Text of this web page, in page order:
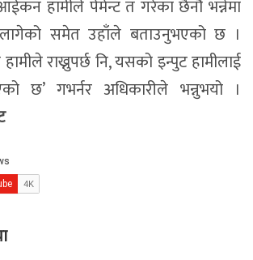
हामीले पेमेन्ट त गरेका छैनौं भन्नेमा
समेत उहाँले बताउनुभएको छ ।
राख्नुपर्छ नि, यसको इन्पुट हामीलाई
छ’ गभर्नर अधिकारीले भन्नुभयो ।